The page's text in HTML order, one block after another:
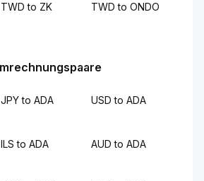
TWD to ZK TWD to ONDO
JPY to ADA USD to ADA
ILS to ADA AUD to ADA